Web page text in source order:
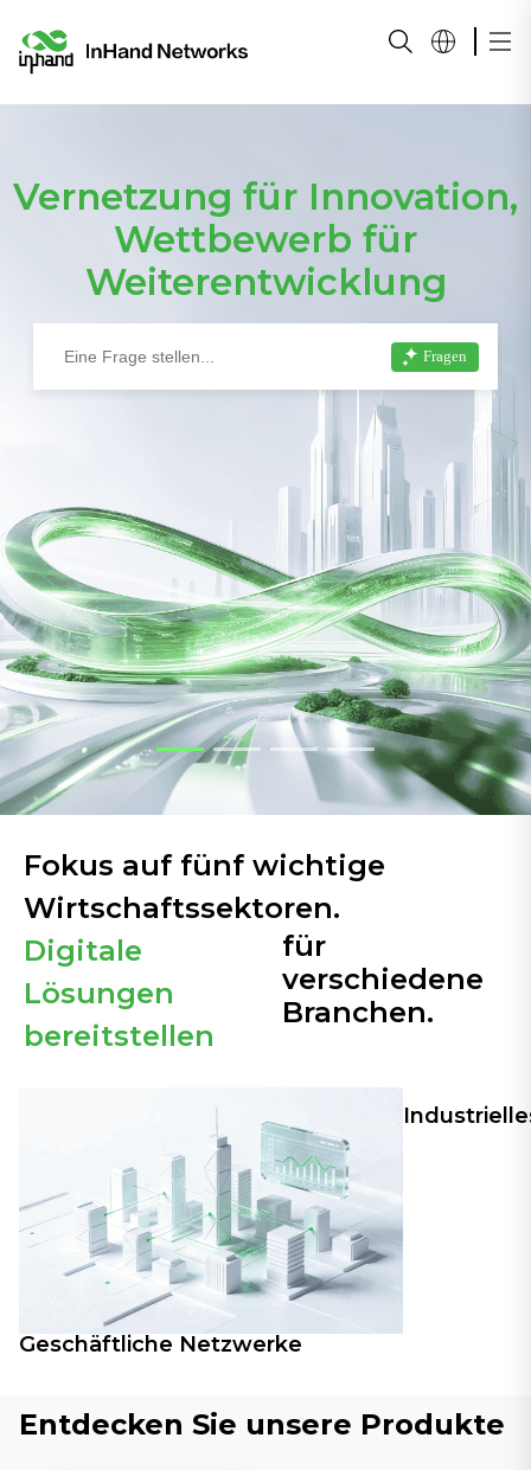
Vernetzung für Innovation,
Wettbewerb für
Weiterentwicklung
Fragen
Fokus auf fünf wichtige
Wirtschaftssektoren.
Digitale
Lösungen
bereitstellen
für
verschiedene
Branchen.
Geschäftliche Netzwerke
Entdecken Sie unsere Produkte